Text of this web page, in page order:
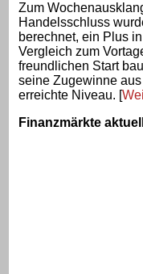
Zum
Handelsschluss
berechnet, ein Plus
Vergleich zum
freundlichen Start
seine Zugewinne
erreichte Niveau. [
Finanzmärkte aktuell